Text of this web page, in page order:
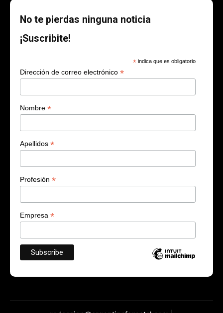
No te pierdas ninguna noticia
¡Suscribite!
* indica que es obligatorio
Dirección de correo electrónico *
Nombre *
Apellidos *
Profesión *
Empresa *